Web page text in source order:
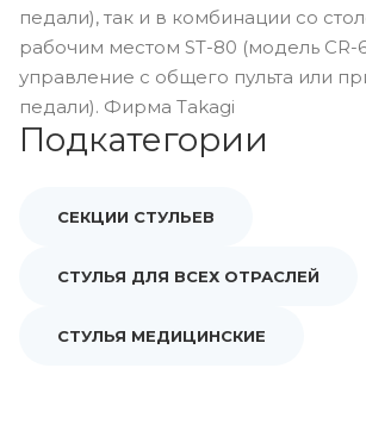
педали), так и в комбинации со
рабочим местом ST-80 (модель CR-
управление с общего пульта или
педали). Фирма Takagi
Подкатегории
СЕКЦИИ СТУЛЬЕВ
СТУЛЬЯ ДЛЯ ВСЕХ ОТРАСЛЕЙ
СТУЛЬЯ МЕДИЦИНСКИЕ